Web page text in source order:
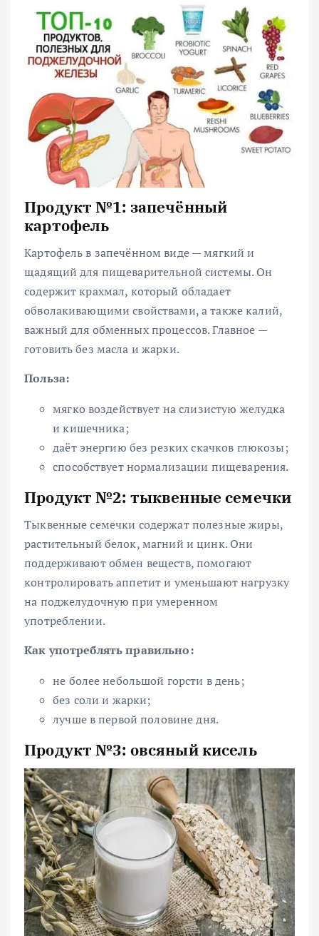
Продукт №1: запечённый
картофель
Картофель в запечённом виде — мягкий и
щадящий для пищеварительной системы. Он
содержит крахмал, который обладает
обволакивающими свойствами, а также калий,
важный для обменных процессов. Главное —
готовить без масла и жарки.
Польза:
мягко воздействует на слизистую желудка
и кишечника;
даёт энергию без резких скачков глюкозы;
способствует нормализации пищеварения.
Продукт №2: тыквенные семечки
Тыквенные семечки содержат полезные жиры,
растительный белок, магний и цинк. Они
поддерживают обмен веществ, помогают
контролировать аппетит и уменьшают нагрузку
на поджелудочную при умеренном
употреблении.
Как употреблять правильно:
не более небольшой горсти в день;
без соли и жарки;
лучше в первой половине дня.
Продукт №3: овсяный кисель